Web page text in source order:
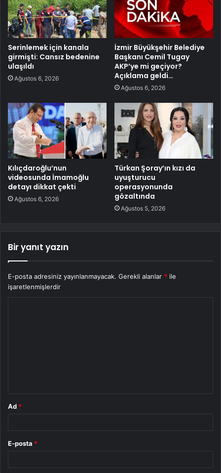
Serinlemek için kanala
girmişti: Cansız bedenine
ulaşıldı
Ağustos 6, 2026
İzmir Büyükşehir Belediye
Başkanı Cemil Tugay
AKP’ye mi geçiyor?
Açıklama geldi…
Ağustos 6, 2026
Kılıçdaroğlu’nun
videosunda İmamoğlu
detayı dikkat çekti
Ağustos 6, 2026
Türkan Şoray’ın kızı da
uyuşturucu
operasyonunda
gözaltında
Ağustos 5, 2026
Bir yanıt yazın
E-posta adresiniz yayınlanmayacak. Gerekli alanlar * ile
işaretlenmişlerdir
Ad *
E-posta *